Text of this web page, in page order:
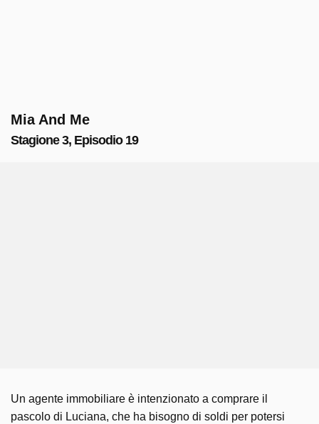
Mia And Me
Stagione 3, Episodio 19
Un agente immobiliare è intenzionato a comprare il
pascolo di Luciana, che ha bisogno di soldi per potersi